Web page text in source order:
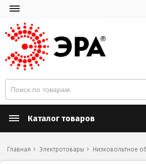
Каталог товаров
Главная Электротовары Низковольтное